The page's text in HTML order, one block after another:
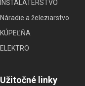
INŠTALATÉRSTVO
Náradie a železiarstvo
KÚPEĽŇA
ELEKTRO
Užitočné linky